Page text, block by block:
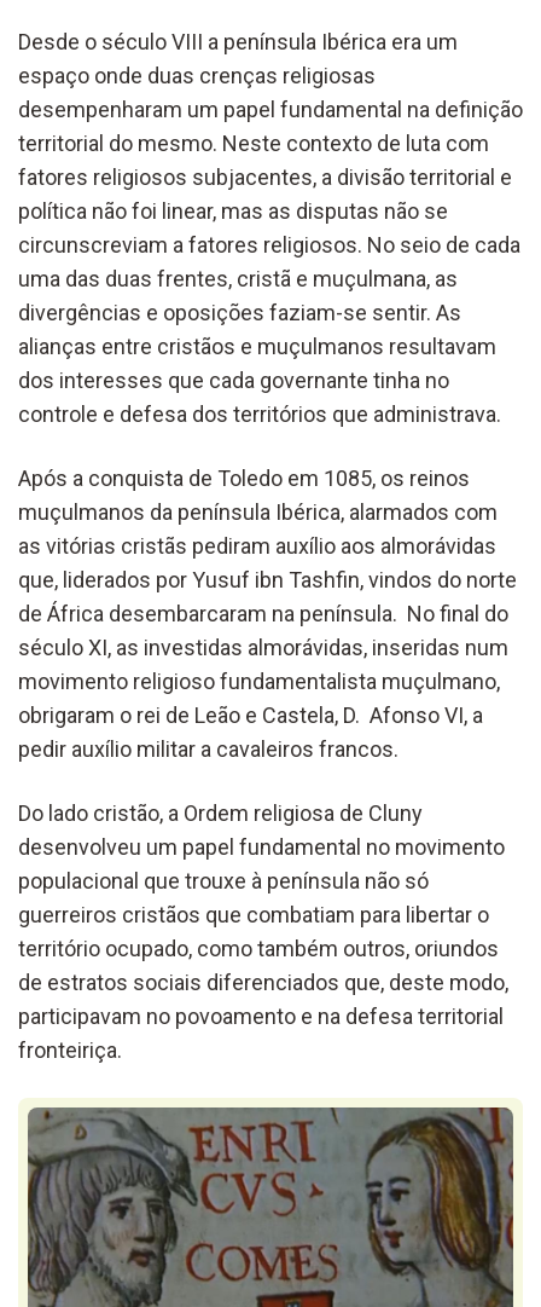
Desde o século VIII a península Ibérica era um
espaço onde duas crenças religiosas
desempenharam um papel fundamental na definição
territorial do mesmo. Neste contexto de luta com
fatores religiosos subjacentes, a divisão territorial e
política não foi linear, mas as disputas não se
circunscreviam a fatores religiosos. No seio de cada
uma das duas frentes, cristã e muçulmana, as
divergências e oposições faziam-se sentir. As
alianças entre cristãos e muçulmanos resultavam
dos interesses que cada governante tinha no
controle e defesa dos territórios que administrava.
Após a conquista de Toledo em 1085, os reinos
muçulmanos da península Ibérica, alarmados com
as vitórias cristãs pediram auxílio aos almorávidas
que, liderados por Yusuf ibn Tashfin, vindos do norte
de África desembarcaram na península. No final do
século XI, as investidas almorávidas, inseridas num
movimento religioso fundamentalista muçulmano,
obrigaram o rei de Leão e Castela, D. Afonso VI, a
pedir auxílio militar a cavaleiros francos.
Do lado cristão, a Ordem religiosa de Cluny
desenvolveu um papel fundamental no movimento
populacional que trouxe à península não só
guerreiros cristãos que combatiam para libertar o
território ocupado, como também outros, oriundos
de estratos sociais diferenciados que, deste modo,
participavam no povoamento e na defesa territorial
fronteiriça.